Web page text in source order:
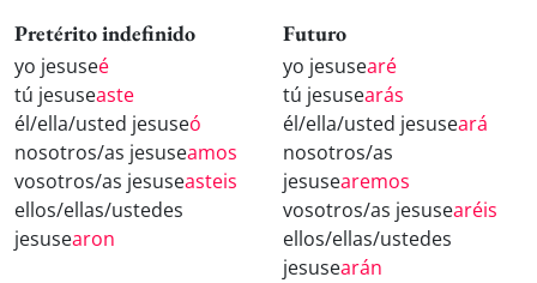
Pretérito indefinido
yo jesuseé
tú jesuseaste
él/ella/usted jesuseó
nosotros/as jesuseamos
vosotros/as jesuseasteis
ellos/ellas/ustedes
jesusearon
Futuro
yo jesusearé
tú jesusearás
él/ella/usted jesuseará
nosotros/as
jesusearemos
vosotros/as jesusearéis
ellos/ellas/ustedes
jesusearán